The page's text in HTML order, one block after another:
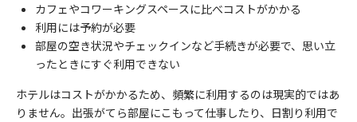
カフェやコワーキングスペースに比べコストがかかる
利用には予約が必要
部屋の空き状況やチェックインなど手続きが必要で、思い立
ったときにすぐ利用できない
ホテルはコストがかかるため、頻繁に利用するのは現実的ではあ
りません。出張がてら部屋にこもって仕事したり、日割り利用で